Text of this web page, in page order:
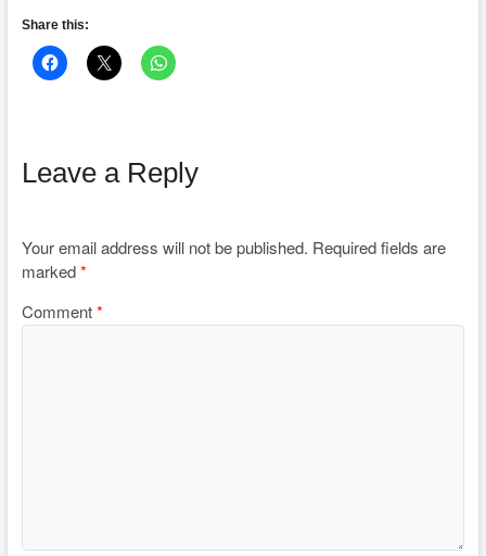
Share this:
Leave a Reply
Your email address will not be published. Required fields are
marked*
Comment*